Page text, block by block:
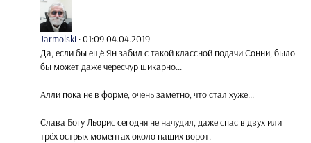
Jarmolski ·01:09 04.04.2019
Да, если бы ещё Ян забил с такой классной подачи Сонни, было
бы может даже чересчур шикарно...
Алли пока не в форме, очень заметно, что стал хуже...
Слава Богу Льорис сегодня не начудил, даже спас в двух или
трёх острых моментах около наших ворот.